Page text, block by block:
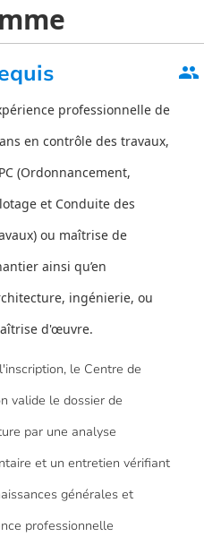
professionnelle de
en contrôle des travaux,
(Ordonnancement,
et Conduite des
ou maîtrise de
ainsi qu’en
ingénierie, ou
d'œuvre.
le Centre de
valide le dossier de
par une analyse
et un entretien vérifiant
générales et
professionnelle
group